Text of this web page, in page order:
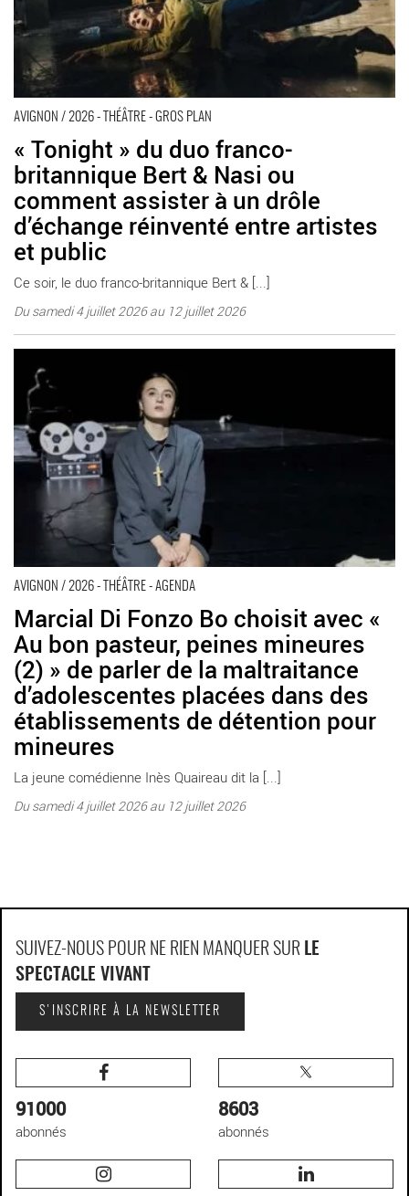
AVIGNON / 2026 - THÉÂTRE - GROS PLAN
« Tonight » du duo franco-
britannique Bert & Nasi ou
comment assister à un drôle
d’échange réinventé entre artistes
et public
Ce soir, le duo franco-britannique Bert & [...]
Du samedi 4 juillet 2026 au 12 juillet 2026
AVIGNON / 2026 - THÉÂTRE - AGENDA
Marcial Di Fonzo Bo choisit avec «
Au bon pasteur, peines mineures
(2) » de parler de la maltraitance
d’adolescentes placées dans des
établissements de détention pour
mineures
La jeune comédienne Inès Quaireau dit la [...]
Du samedi 4 juillet 2026 au 12 juillet 2026
placées dans des établissements de détention pour mineures -
Critique sortie Avignon / 2026 Avignon Avignon Off. La
Manufacture - L’Extra
SUIVEZ-NOUS POUR NE RIEN MANQUER SUR LE
SPECTACLE VIVANT
S'INSCRIRE À LA NEWSLETTER
91000
abonnés
8603
abonnés